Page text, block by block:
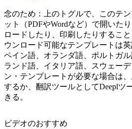
念のため：上のトグルで、このテ
ット（PDFやWordなど）で開いた
ロードしたり、印刷したりするこ
ウンロード可能なテンプレートは
ペイン語、オランダ語、ポルトガ
ランド語、イタリア語、スウェー
ン・テンプレートが必要な場合は
するか、翻訳ツールとしてDeeplツ
きる。
ビデオのおすすめ